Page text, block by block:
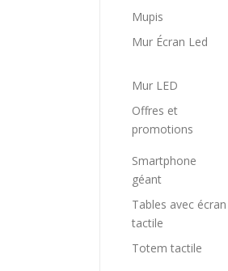
Mupis
Mur Écran Led
Mur LED
Offres et
promotions
Smartphone
géant
Tables avec écran
tactile
Totem tactile